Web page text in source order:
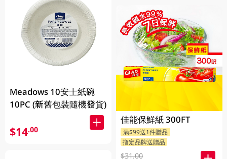
Meadows 10安士紙碗
10PC (新舊包裝隨機發貨)
$14.00
佳能保鮮紙 300FT
滿$99送1件贈品
指定品牌送贈品
$31.00